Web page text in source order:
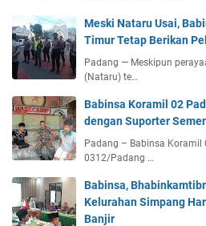
Meski Nataru Usai,
Timur Tetap Berikan
Padang — Meskipun
(Nataru) te…
Babinsa Koramil 02
dengan Suporter
Padang – Babinsa
0312/Padang …
Babinsa,
Kelurahan Simpang
Banjir